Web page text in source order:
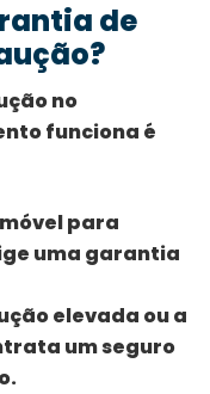
de
no
funciona é
para
uma garantia
elevada ou a
um seguro